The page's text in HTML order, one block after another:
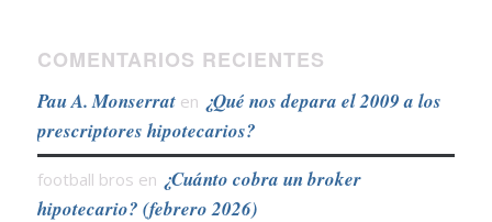
COMENTARIOS RECIENTES
Pau A. Monserraten ¿Qué nos depara el 2009 a los
prescriptores hipotecarios?
football bros en ¿Cuánto cobra un broker
hipotecario? (febrero 2026)